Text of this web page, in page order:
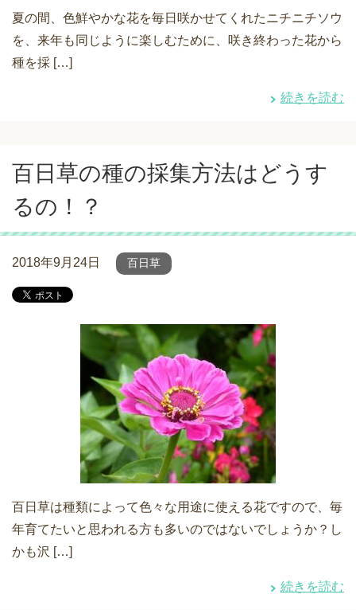
夏の間、色鮮やかな花を毎日咲かせてくれたニチニチソウ
を、来年も同じように楽しむために、咲き終わった花から
種を採 […]
続きを読む
百日草の種の採集方法はどうす
るの！？
2018年9月24日 百日草
百日草は種類によって色々な用途に使える花ですので、毎
年育てたいと思われる方も多いのではないでしょうか？し
かも沢 […]
続きを読む